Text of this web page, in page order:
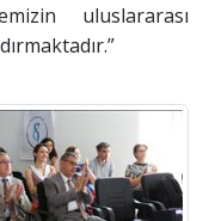
uluslararası